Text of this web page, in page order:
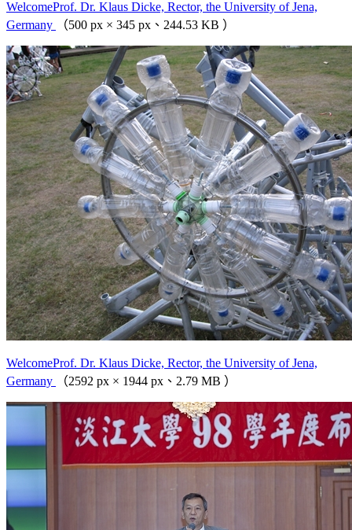
WelcomeProf. Dr. Klaus Dicke, Rector, the University of Jena,
Germany
（500 px × 345 px、244.53 KB ）
WelcomeProf. Dr. Klaus Dicke, Rector, the University of Jena,
Germany
（2592 px × 1944 px、2.79 MB ）